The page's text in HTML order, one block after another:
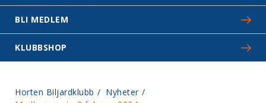
BLI MEDLEM
KLUBBSHOP
Horten Biljardklubb / Nyheter /